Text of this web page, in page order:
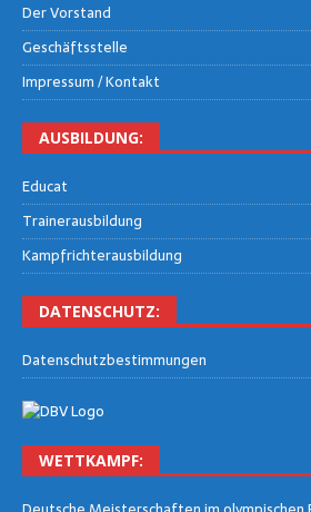
Der Vor­stand
Geschäfts­stel­le
Impres­sum / Kontakt
AUS­BIL­DUNG:
Edu­cat
Trai­ner­aus­bil­dung
Kampf­rich­ter­aus­bil­dung
DATEN­SCHUTZ:
Daten­schutz­be­stim­mun­gen
WETT­KAMPF: